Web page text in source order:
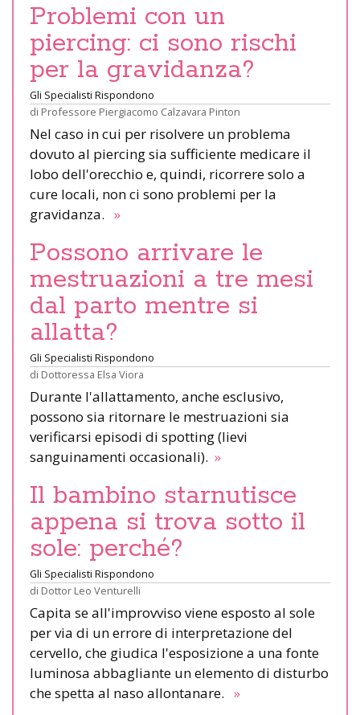
Problemi con un
piercing: ci sono rischi
per la gravidanza?
Gli Specialisti Rispondono
di Professore Piergiacomo Calzavara Pinton
Nel caso in cui per risolvere un problema
dovuto al piercing sia sufficiente medicare il
lobo dell'orecchio e, quindi, ricorrere solo a
cure locali, non ci sono problemi per la
gravidanza. »
Possono arrivare le
mestruazioni a tre mesi
dal parto mentre si
allatta?
Gli Specialisti Rispondono
di Dottoressa Elsa Viora
Durante l'allattamento, anche esclusivo,
possono sia ritornare le mestruazioni sia
verificarsi episodi di spotting (lievi
sanguinamenti occasionali). »
Il bambino starnutisce
appena si trova sotto il
sole: perché?
Gli Specialisti Rispondono
di Dottor Leo Venturelli
Capita se all'improvviso viene esposto al sole
per via di un errore di interpretazione del
cervello, che giudica l'esposizione a una fonte
luminosa abbagliante un elemento di disturbo
che spetta al naso allontanare. »